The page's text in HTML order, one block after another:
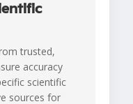
trusted,
accuracy
scientific
sources for